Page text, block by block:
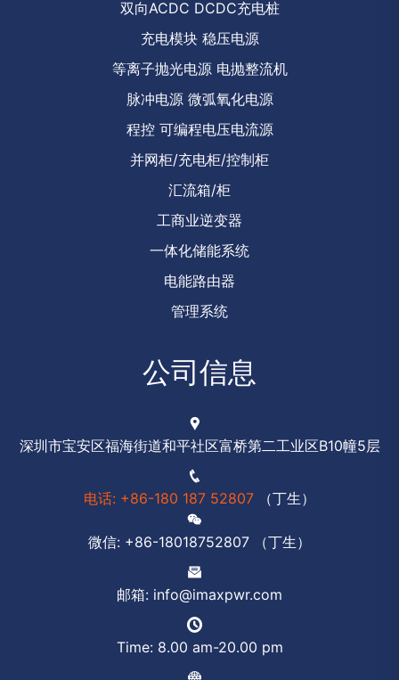
双向ACDC DCDC充电桩
充电模块 稳压电源
等离子抛光电源 电抛整流机
脉冲电源 微弧氧化电源
程控 可编程电压电流源
并网柜/充电柜/控制柜
汇流箱/柜
工商业逆变器
一体化储能系统
电能路由器
管理系统
公司信息
深圳市宝安区福海街道和平社区富桥第二工业区B10幢5层
电话: +86-180 187 52807 （丁生）
微信: +86-18018752807 （丁生）
邮箱: info@imaxpwr.com
Time: 8.00 am-20.00 pm